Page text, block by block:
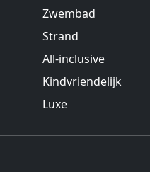
Zwembad
Strand
All-inclusive
Kindvriendelijk
Luxe